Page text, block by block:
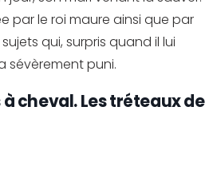
par le roi maure ainsi que par
qui, surpris quand il lui
sévèrement puni.
cheval. Les tréteaux de